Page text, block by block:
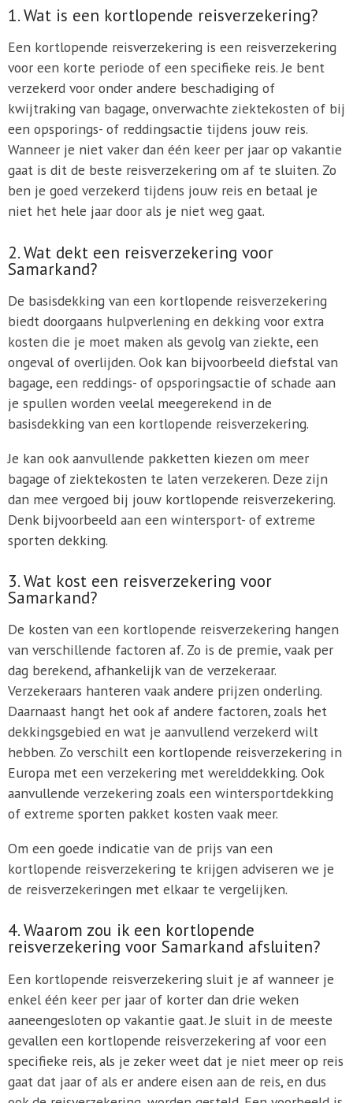
1. Wat is een kortlopende reisverzekering?
Een kortlopende reisverzekering is een reisverzekering
voor een korte periode of een specifieke reis. Je bent
verzekerd voor onder andere beschadiging of
kwijtraking van bagage, onverwachte ziektekosten of bij
een opsporings- of reddingsactie tijdens jouw reis.
Wanneer je niet vaker dan één keer per jaar op vakantie
gaat is dit de beste reisverzekering om af te sluiten. Zo
ben je goed verzekerd tijdens jouw reis en betaal je
niet het hele jaar door als je niet weg gaat.
2. Wat dekt een reisverzekering voor
Samarkand?
De basisdekking van een kortlopende reisverzekering
biedt doorgaans hulpverlening en dekking voor extra
kosten die je moet maken als gevolg van ziekte, een
ongeval of overlijden. Ook kan bijvoorbeeld diefstal van
bagage, een reddings- of opsporingsactie of schade aan
je spullen worden veelal meegerekend in de
basisdekking van een kortlopende reisverzekering.
Je kan ook aanvullende pakketten kiezen om meer
bagage of ziektekosten te laten verzekeren. Deze zijn
dan mee vergoed bij jouw kortlopende reisverzekering.
Denk bijvoorbeeld aan een wintersport- of extreme
sporten dekking.
3. Wat kost een reisverzekering voor
Samarkand?
De kosten van een kortlopende reisverzekering hangen
van verschillende factoren af. Zo is de premie, vaak per
dag berekend, afhankelijk van de verzekeraar.
Verzekeraars hanteren vaak andere prijzen onderling.
Daarnaast hangt het ook af andere factoren, zoals het
dekkingsgebied en wat je aanvullend verzekerd wilt
hebben. Zo verschilt een kortlopende reisverzekering in
Europa met een verzekering met werelddekking. Ook
aanvullende verzekering zoals een wintersportdekking
of extreme sporten pakket kosten vaak meer.
Om een goede indicatie van de prijs van een
kortlopende reisverzekering te krijgen adviseren we je
de reisverzekeringen met elkaar te vergelijken.
4. Waarom zou ik een kortlopende
reisverzekering voor Samarkand afsluiten?
Een kortlopende reisverzekering sluit je af wanneer je
enkel één keer per jaar of korter dan drie weken
aaneengesloten op vakantie gaat. Je sluit in de meeste
gevallen een kortlopende reisverzekering af voor een
specifieke reis, als je zeker weet dat je niet meer op reis
gaat dat jaar of als er andere eisen aan de reis, en dus